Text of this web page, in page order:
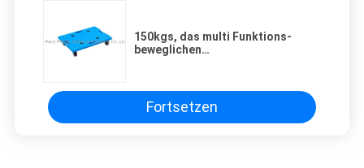
150kgs, das multi Funktions-
beweglichen
Fortsetzen